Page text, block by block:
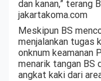
dan kanan,” terang
jakartakoma.com
Meskipun BS
menjalankan tugas
onknum keamanan
menarik tangan BS
angkat kaki dari